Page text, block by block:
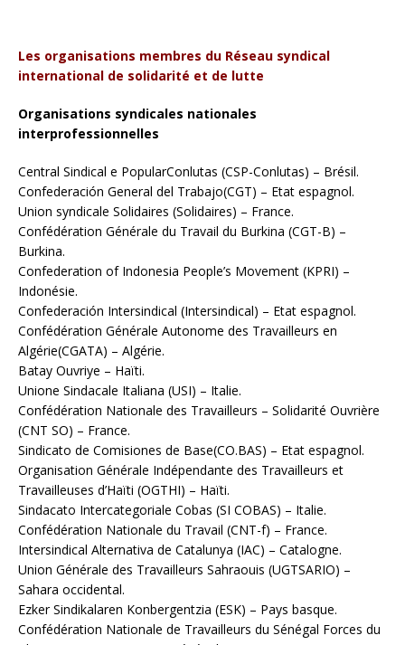
Les organisations membres du Réseau syndical
international de solidarité et de lutte
Organisations syndicales nationales
interprofessionnelles
Central Sindical e PopularConlutas (CSP-Conlutas) – Brésil.
Confederación General del Trabajo(CGT) – Etat espagnol.
Union syndicale Solidaires (Solidaires) – France.
Confédération Générale du Travail du Burkina (CGT-B) –
Burkina.
Confederation of Indonesia People’s Movement (KPRI) –
Indonésie.
Confederación Intersindical (Intersindical) – Etat espagnol.
Confédération Générale Autonome des Travailleurs en
Algérie(CGATA) – Algérie.
Batay Ouvriye – Haïti.
Unione Sindacale Italiana (USI) – Italie.
Confédération Nationale des Travailleurs – Solidarité Ouvrière
(CNT SO) – France.
Sindicato de Comisiones de Base(CO.BAS) – Etat espagnol.
Organisation Générale Indépendante des Travailleurs et
Travailleuses d’Haïti (OGTHI) – Haïti.
Sindacato Intercategoriale Cobas (SI COBAS) – Italie.
Confédération Nationale du Travail (CNT-f) – France.
Intersindical Alternativa de Catalunya (IAC) – Catalogne.
Union Générale des Travailleurs Sahraouis (UGTSARIO) –
Sahara occidental.
Ezker Sindikalaren Konbergentzia (ESK) – Pays basque.
Confédération Nationale de Travailleurs du Sénégal Forces du